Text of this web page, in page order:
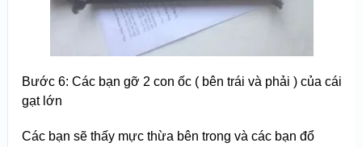
Bước 6: Các bạn gỡ 2 con ốc ( bên trái và phải ) của cái
gạt lớn
Các bạn sẽ thấy mực thừa bên trong và các bạn đổ